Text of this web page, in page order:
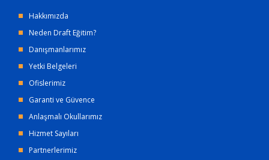
Hakkımızda
Neden Draft Eğitim?
Danışmanlarımız
Yetki Belgeleri
Ofislerimiz
Garanti ve Güvence
Anlaşmalı Okullarımız
Hizmet Sayıları
Partnerlerimiz